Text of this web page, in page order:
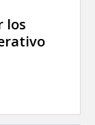
los